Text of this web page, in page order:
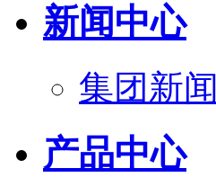
新闻中心
集团新闻
产品中心